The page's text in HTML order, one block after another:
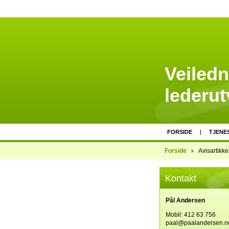
FORSIDE
Forside
Kontakt
Pål Andersen
Mobil: 412 63 756